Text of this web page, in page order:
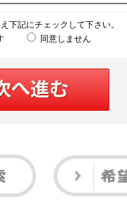
下記にチェックして下さい。
同意しません